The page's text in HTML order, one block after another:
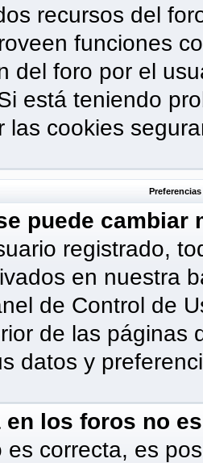
recursos del
funciones
del foro por el
está teniendo
las cookies
puede cambiar
registrado,
en nuestra
de Control de
de las páginas
datos y
en los foros no
es correcta, es